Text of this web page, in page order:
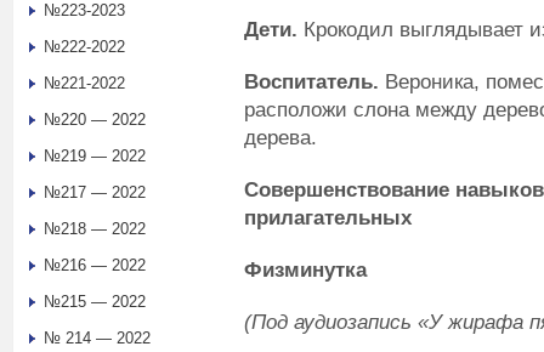
Дети. Крокодил выглядывает
Воспитатель. Вероника,
расположи слона между
дерева.
Совершенствование
прилагательных
Физминутка
(Под аудиозапись «У жирафа
№223-2023
№222-2022
№221-2022
№220 — 2022
№219 — 2022
№217 — 2022
№218 — 2022
№216 — 2022
№215 — 2022
№ 214 — 2022